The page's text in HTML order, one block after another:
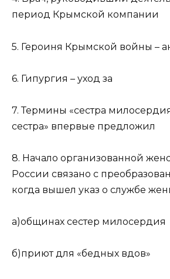
период Крымской компании
5. Героиня Крымской войны –
6. Гипургия – уход за
7. Термины «сестра
сестра» впервые предложил
8. Начало организованной
России связано с
когда вышел указ о службе
а)общинах сестер милосердия
б)приют для «бедных вдов»